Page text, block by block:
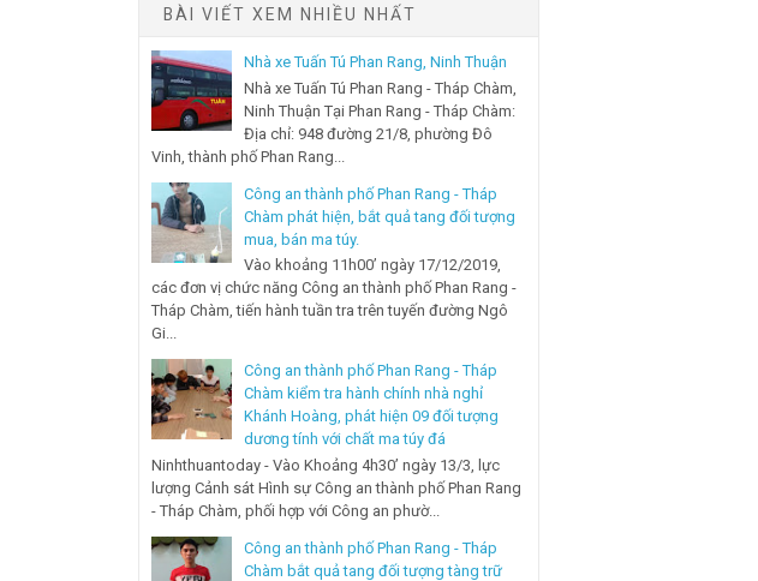
BÀI VIẾT XEM NHIỀU NHẤT
Nhà xe Tuấn Tú Phan Rang, Ninh Thuận
Nhà xe Tuấn Tú Phan Rang - Tháp Chàm,
Ninh Thuận Tại Phan Rang - Tháp Chàm:
Địa chỉ: 948 đường 21/8, phường Đô
Vinh, thành phố Phan Rang...
Công an thành phố Phan Rang - Tháp
Chàm phát hiện, bắt quả tang đối tượng
mua, bán ma túy.
Vào khoảng 11h00’ ngày 17/12/2019,
các đơn vị chức năng Công an thành phố Phan Rang -
Tháp Chàm, tiến hành tuần tra trên tuyến đường Ngô
Gi...
Công an thành phố Phan Rang - Tháp
Chàm kiểm tra hành chính nhà nghỉ
Khánh Hoàng, phát hiện 09 đối tượng
dương tính với chất ma túy đá
Ninhthuantoday - Vào Khoảng 4h30’ ngày 13/3, lực
lượng Cảnh sát Hình sự Công an thành phố Phan Rang
- Tháp Chàm, phối hợp với Công an phườ...
Công an thành phố Phan Rang - Tháp
Chàm bắt quả tang đối tượng tàng trữ